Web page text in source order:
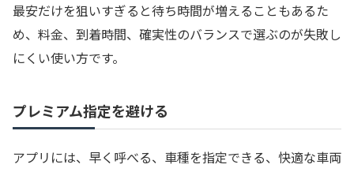
最安だけを狙いすぎると待ち時間が増えることもあるた
め、料金、到着時間、確実性のバランスで選ぶのが失敗し
にくい使い方です。
プレミアム指定を避ける
アプリには、早く呼べる、車種を指定できる、快適な車両